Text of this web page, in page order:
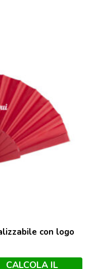
con logo
CALCOLA IL